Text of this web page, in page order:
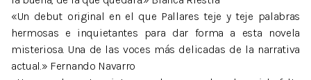
«Un debut original en el que Pallares teje y teje palabras
hermosas e inquietantes para dar forma a esta novela
misteriosa. Una de las voces más delicadas de la narrativa
actual.» Fernando Navarro